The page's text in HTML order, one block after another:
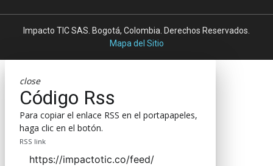
Impacto TIC SAS. Bogotá, Colombia. Derechos Reservados.
Mapa del Sitio
close
Código Rss
Para copiar el enlace RSS en el portapapeles,
haga clic en el botón.
RSS link